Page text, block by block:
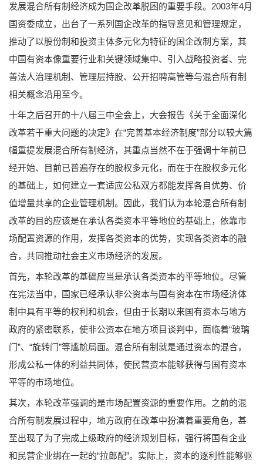
发展混合所有制经济成为国企改革脱困的重要手段。2003年4月
国资委成立，出台了一系列国企改革的指导意见和管理规定，
推动了以股份制和投资主体多元化为特征的国企改制方案，其
中国有资本像重要行业和关键领域集中、引入战略投资者、完
善法人治理机制、管理层持股、公开招聘高管等与混合所有制
相关概念沿用至今。
十年之后召开的十八届三中全会上，大会报告《关于全面深化
改革若干重大问题的决定》在“完善基本经济制度”部分以较大篇
幅重提发展混合所有制经济，其重点当然不在于强调十年前已
经开始、目前已普遍存在的股权多元化，而在于在股权多元化
的基础上，如何建立一套适应公私双方都能发挥各自优势、价
值增量共享的企业管理机制。因此，我们认为本轮混合所有制
改革的目的应该是在承认各类资本平等地位的基础上，依靠市
场配置资源的作用，发挥各类资本的优势，实现各类资本的融
合，共同推动社会主义市场经济的发展。
首先，本轮改革的基础应当是承认各类资本的平等地位。尽管
在宪法当中，国家已经承认非公资本与国有资本在市场经济体
制中具有平等的权利和机会，但由于长期以来国有资本与地方
政府的紧密联系，使非公资本在地方项目谈判中，面临着“玻璃
门”、“旋转门”等尴尬局面。混合所有制就是通过资本的混合，
形成公私一体的利益共同体，使民营资本能够获得与国有资本
平等的市场地位。
其次，本轮改革强调的是市场配置资源的重要作用。之前的混
合所有制发展过程中，地方政府在改革中扮演着重要角色，甚
至出现了为了完成上级政府的经济规划目标，强行将国有企业
和民营企业绑在一起的“拉郎配”。实际上，资本的逐利性能够驱